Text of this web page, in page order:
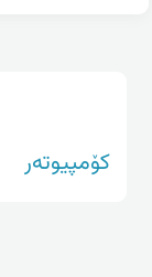
کۆمپیوتەر